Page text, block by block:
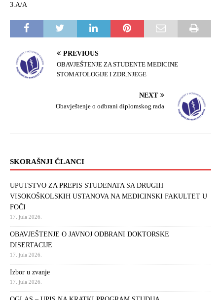
3.A/A
PREVIOUS
OBAVJEŠTENJE ZA STUDENTE MEDICINE
STOMATOLOGIJE I ZDR.NJEGE
NEXT
Obavještenje o odbrani diplomskog rada
SKORAŠNJI ČLANCI
UPUTSTVO ZA PREPIS STUDENATA SA DRUGIH
VISOKOŠKOLSKIH USTANOVA NA MEDICINSKI FAKULTET U
FOČI
17. jula 2026.
OBAVJEŠTENJE O JAVNOJ ODBRANI DOKTORSKE
DISERTACIJE
17. jula 2026.
Izbor u zvanje
17. jula 2026.